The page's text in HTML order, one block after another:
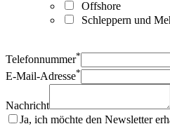
Offshore
Schleppern und
Telefonnummer*
E-Mail-Adresse*
Nachricht
Ja, ich möchte den Newsletter